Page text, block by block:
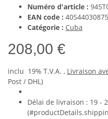
Numéro d'article :
EAN code :
Catégorie : Cuba
208,00 €
inclu 19% T.V.A. , Livraison
Post / DHL)
Délai de livraison : 19 -